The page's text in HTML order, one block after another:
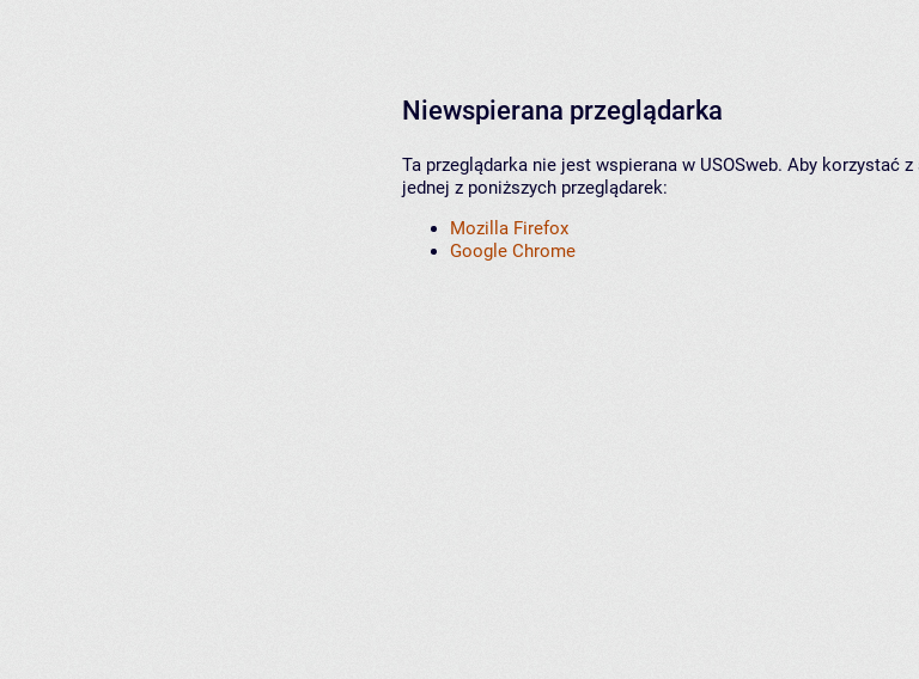
Niewspierana przeglądarka
Ta przeglądarka nie jest wspierana w USOSweb. Aby korzystać
jednej z poniższych przeglądarek:
Mozilla Firefox
Google Chrome